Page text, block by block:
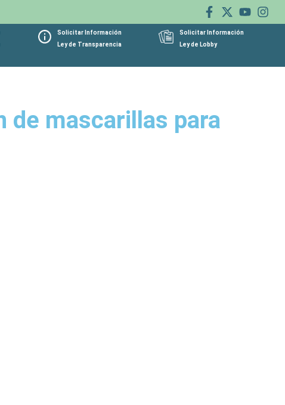
Solicitar Información
Ley de Transparencia
Solicitar Información
Ley de Lobby
de mascarillas para